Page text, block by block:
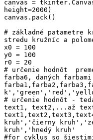
canvas =
height=2000)
canvas.pack()
# základné patametre
stredu kružníc a
x0 = 100
y0 = 100
r0 = 20
# určenie hodnôt
farba6, daných
# určenie hodnôt -
text1, text2,...až
kruh','čierny
kruh','hnedý kruh'
#for cyklus so